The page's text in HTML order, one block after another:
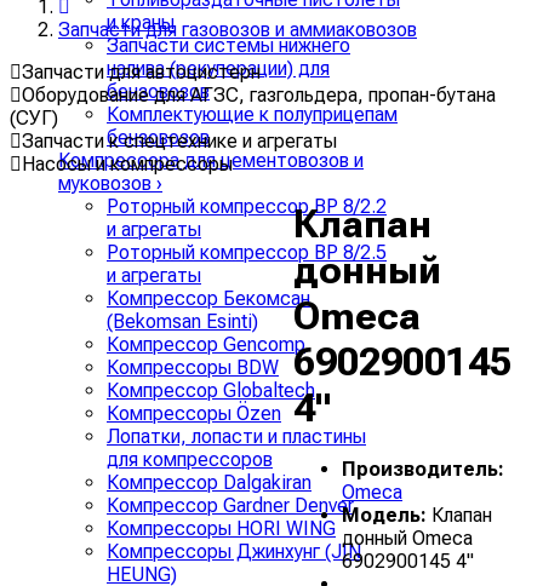
и краны
Запчасти системы нижнего
налива (рекуперации) для
бензовозов
Комплектующие к полуприцепам
бензовозов
Компрессора для цементовозов и
муковозов ›
Роторный компрессор ВР 8/2.2
и агрегаты
Роторный компрессор ВР 8/2.5
и агрегаты
Компрессор Бекомсан
(Bekomsan Esinti)
Компрессор Gencomp
Компрессоры BDW
Компрессор Globaltech
Компрессоры Özen
Лопатки, лопасти и пластины
для компрессоров
Компрессор Dalgakiran
Компрессор Gardner Denver
Компрессоры HORI WING
Компрессоры Джинхунг (JIN
HEUNG)
Запчасти для газовозов и аммиаковозов
Запчасти для автоцистерн
Оборудование для АГЗС, газгольдера, пропан-бутана
(СУГ)
Запчасти к спецтехнике и агрегаты
Насосы и компрессоры
Клапан
донный
Omeca
6902900145
4"
Производитель:
Omeca
Модель: Клапан
донный Omeca
6902900145 4"